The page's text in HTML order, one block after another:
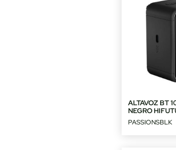
ALTAVOZ BT
NEGRO
PASSIONSBLK